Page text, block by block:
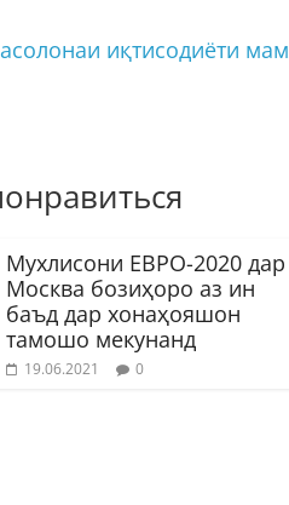
иқтисодиёти
Мухлисони ЕВРО-2020 дар
Москва бозиҳоро аз ин
баъд дар хонаҳояшон
тамошо мекунанд
19.06.2021 0